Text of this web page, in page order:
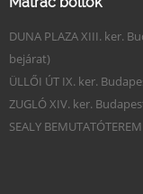
DUNA PLAZA XIII. ker.
bejárat)
ÜLLŐI ÚT IX. ker.
ZUGLÓ XIV. ker.
SEALY